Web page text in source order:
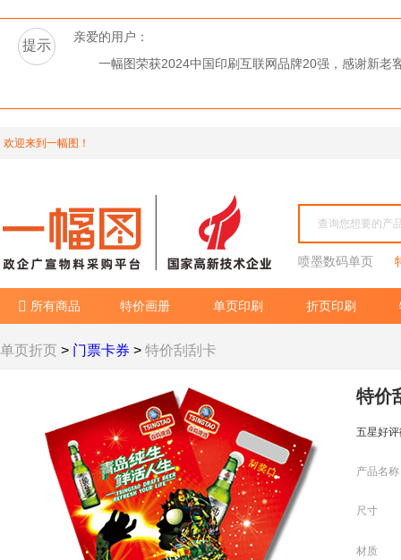
提示
亲爱的用户：
一幅图荣获2024中国印刷互联网品牌20强，感谢新老
欢迎来到一幅图！
喷墨数码单页
 所有商品 特价画册 单页印刷 折页印刷
单页折页 > 门票卡券 > 特价刮刮卡
特价
五星好
产品名称
尺寸
材质